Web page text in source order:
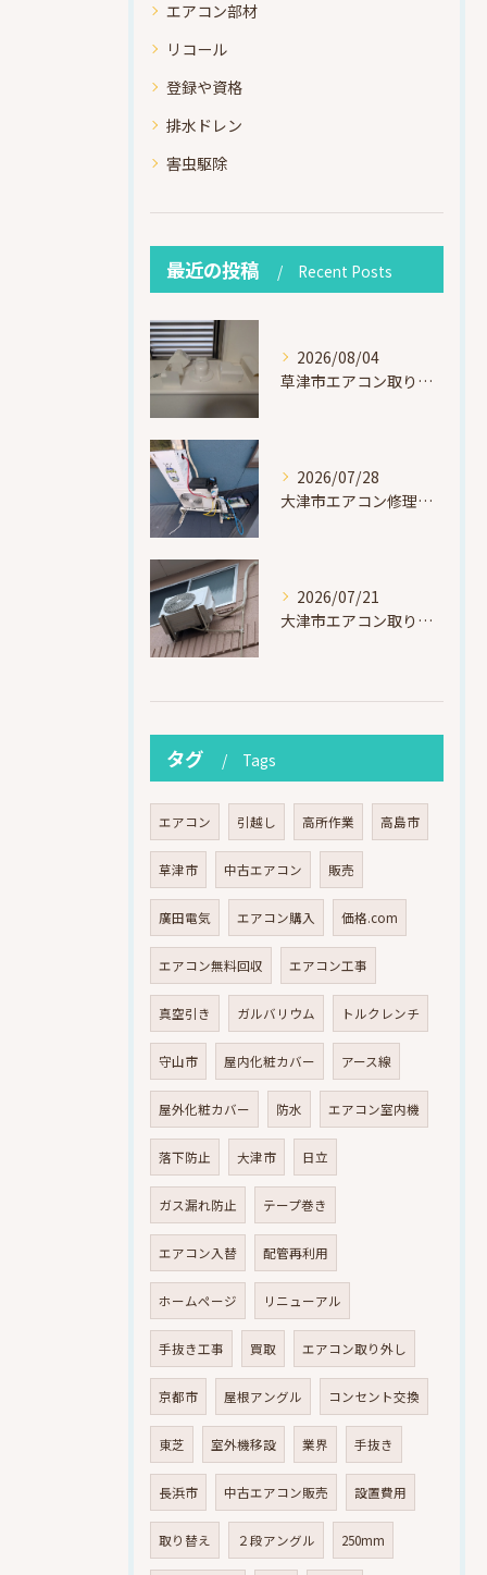
エアコン部材
リコール
登録や資格
排水ドレン
害虫駆除
最近の投稿 Recent Posts
2026/08/04
草津市エアコン取り付け｜お客様取り外し済・化粧カバー再利用（ダイキン S225ATES・アウルコート草津）
2026/07/28
大津市エアコン修理｜冷媒漏れを特定！高所作業で東芝RAS-F221ARTを修理・ガスチャージ
2026/07/21
大津市エアコン取り付け｜他社で断られたマンション3階の壁面アングル高所作業（ハイセンス HA-J22H-W・プレジーオビワコ）
タグ Tags
エアコン 引越し 高所作業 高島市
草津市 中古エアコン 販売
廣田電気 エアコン購入 価格.com
エアコン無料回収 エアコン工事
真空引き ガルバリウム トルクレンチ
守山市 屋内化粧カバー アース線
屋外化粧カバー 防水 エアコン室内機
落下防止 大津市 日立
ガス漏れ防止 テープ巻き
エアコン入替 配管再利用
ホームページ リニューアル
手抜き工事 買取 エアコン取り外し
京都市 屋根アングル コンセント交換
東芝 室外機移設 業界 手抜き
長浜市 中古エアコン販売 設置費用
取り替え ２段アングル 250mm